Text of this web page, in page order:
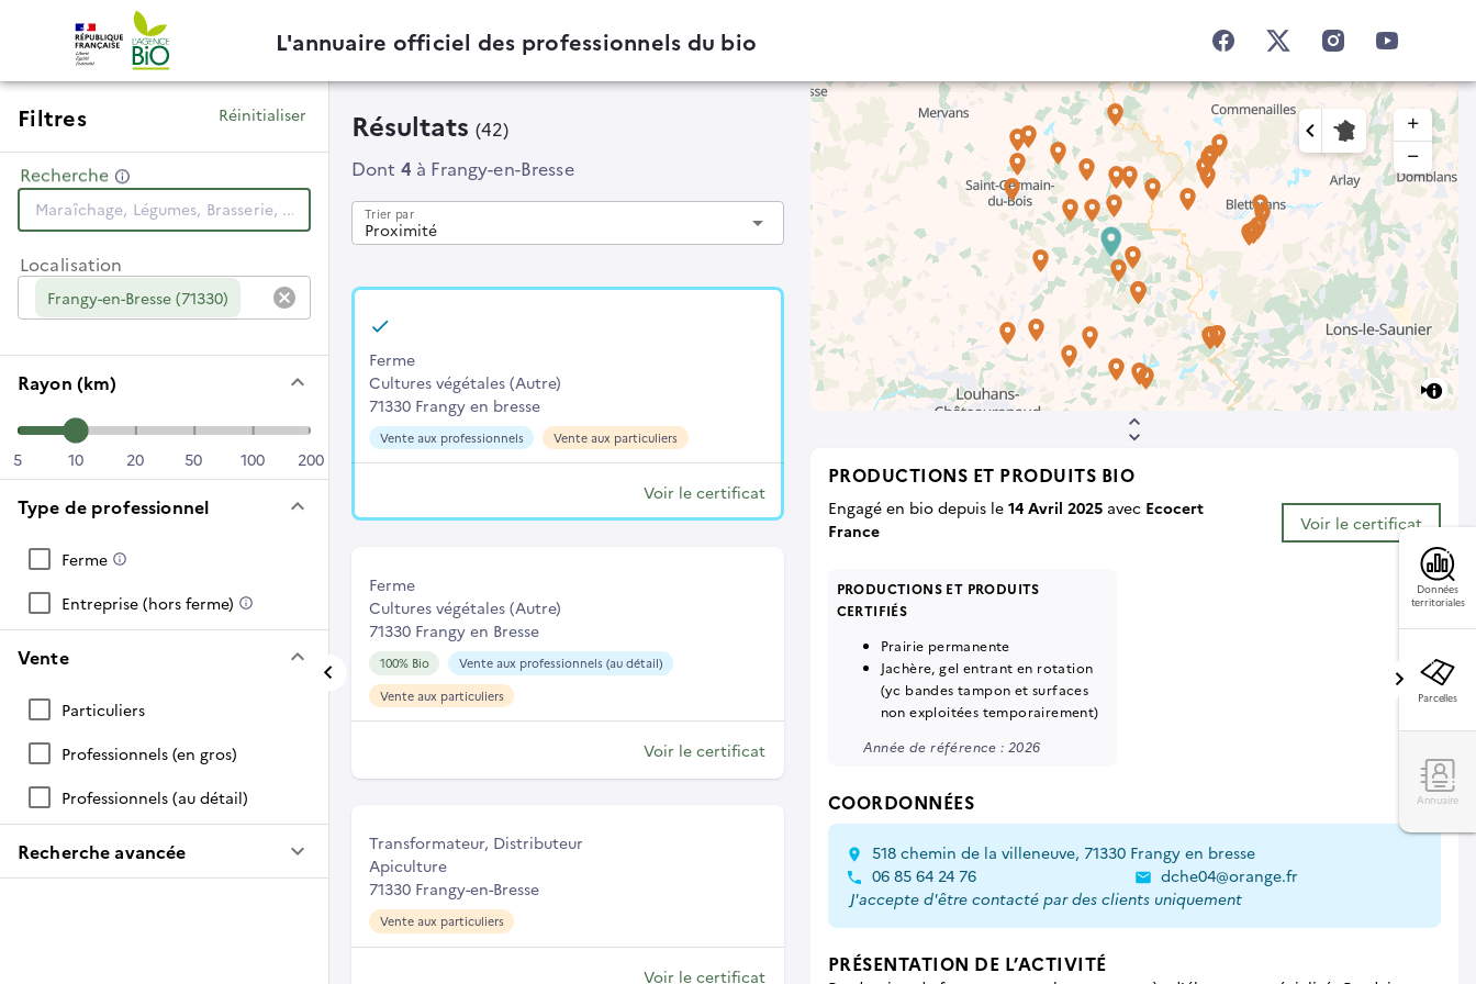
L'annuaire officiel des professionnels du bio
Filtres Réinitialiser
Recherche
Frangy-en-Bresse (71330)
Localisation
cancel
Rayon (km) keyboard_arrow_down
5 10 20 50 100 200
Type de professionnel keyboard_arrow_down
Ferme
Entreprise (hors ferme)
Vente keyboard_arrow_down
Particuliers
Professionnels (en gros)
Professionnels (au détail)
Recherche avancée keyboard_arrow_down
Résultats (42)
Dont 4 à Frangy-en-Bresse
Proximité
Trier par arrow_drop_down
Ferme
Cultures végétales (Autre)
71330 Frangy en bresse
Vente aux professionnels Vente aux particuliers
Voir le certificat
Ferme
Cultures végétales (Autre)
71330 Frangy en Bresse
100% Bio
Vente aux professionnels (au détail)
Vente aux particuliers
Voir le certificat
Transformateur, Distributeur
Apiculture
71330 Frangy-en-Bresse
Vente aux particuliers
Voir le certificat
add
remove
PRODUCTIONS ET PRODUITS BIO
Engagé en bio depuis le 14 Avril 2025avec Ecocert
France
Voir le certificat
PRODUCTIONS ET PRODUITS
CERTIFIÉS
Prairie permanente
Jachère, gel entrant en rotation
(yc bandes tampon et surfaces
non exploitées temporairement)
Année de référence : 2026
COORDONNÉES
518 chemin de la villeneuve, 71330 Frangy en bresse
06 85 64 24 76
dche04@orange.fr
J'accepte d'être contacté par des clients uniquement
PRÉSENTATION DE L’ACTIVITÉ
Données
territoriales
Parcelles
Annuaire